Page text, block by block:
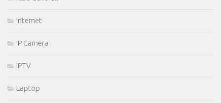
Internet
IP Camera
IPTV
Laptop